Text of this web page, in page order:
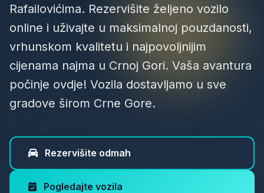
Rafailovićima. Rezervišite željeno vozilo
online i uživajte u maksimalnoj pouzdanosti,
vrhunskom kvalitetu i najpovoljnijim
cijenama najma u Crnoj Gori. Vaša avantura
počinje ovdje! Vozila dostavljamo u sve
gradove širom Crne Gore.
Rezervišite odmah
Pogledajte vozila